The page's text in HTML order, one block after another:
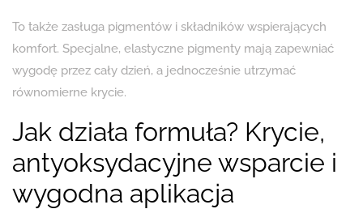
To także zasługa pigmentów i składników wspierających
komfort. Specjalne, elastyczne pigmenty mają zapewniać
wygodę przez cały dzień, a jednocześnie utrzymać
równomierne krycie.
Jak działa formuła? Krycie,
antyoksydacyjne wsparcie i
wygodna aplikacja